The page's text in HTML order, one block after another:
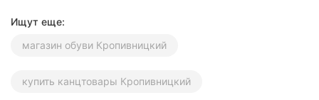
Ищут еще:
магазин обуви Кропивницкий
купить канцтовары Кропивницкий